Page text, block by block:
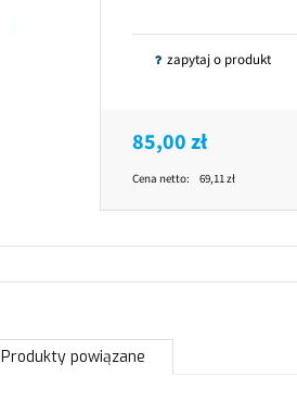
zapytaj o produkt
85,00 zł
Cena netto: 69,11 zł
Produkty powiązane